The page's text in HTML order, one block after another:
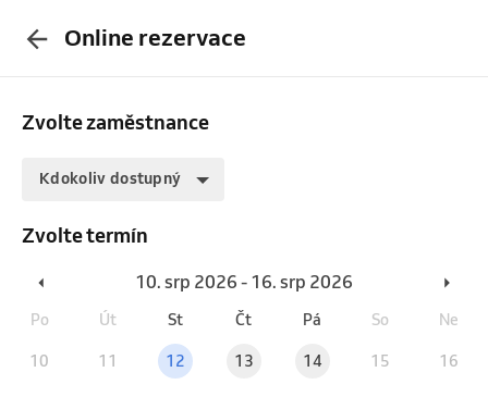
Online rezervace
Zvolte zaměstnance
Kdokoliv dostupný
Zvolte termín
10. srp 2026 - 16. srp 2026
Po Út St Čt Pá So Ne
10 11 12 13 14 15 16